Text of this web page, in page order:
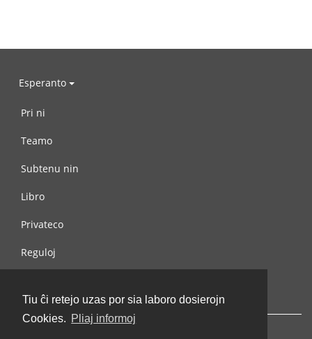
Tiu ĉi retejo uzas por sia laboro dosierojn
Cookies. Pliaj informoj
Esperanto
Pri ni
Teamo
Subtenu nin
Libro
Privateco
Reguloj